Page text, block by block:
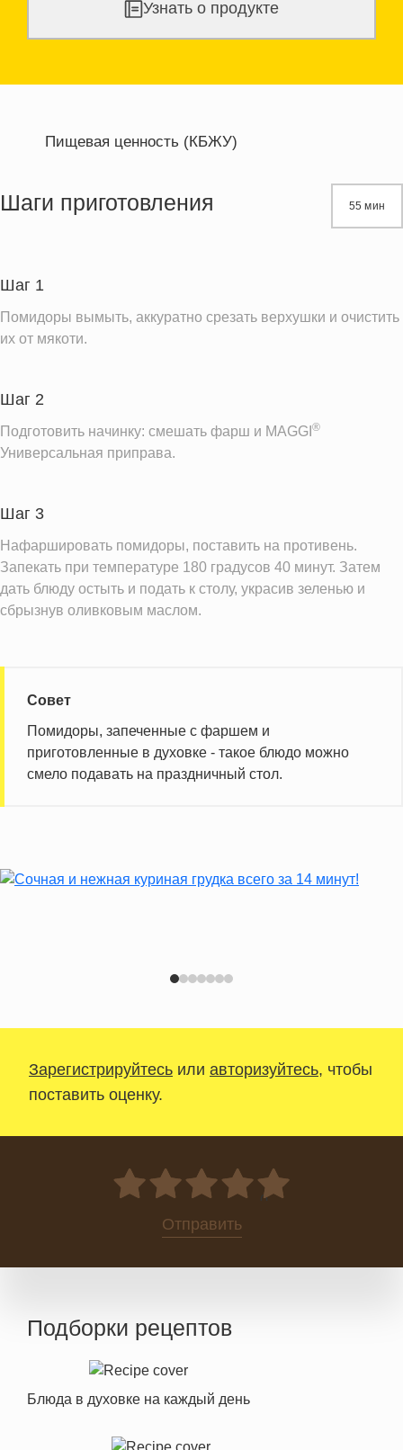
Узнать о продукте
Пищевая ценность (КБЖУ)
Жиры
Информация для одной порции
Шаги приготовления 55 мин
Шаг 1
Помидоры вымыть, аккуратно срезать верхушки и очистить
их от мякоти.
Шаг 2
Подготовить начинку: смешать фарш и MAGGI ®
Универсальная приправа.
Шаг 3
Нафаршировать помидоры, поставить на противень.
Запекать при температуре 180 градусов 40 минут. Затем
дать блюду остыть и подать к столу, украсив зеленью и
сбрызнув оливковым маслом.
Совет
Помидоры, запеченные с фаршем и
приготовленные в духовке - такое блюдо можно
смело подавать на праздничный стол.
Зарегистрируйтесь или авторизуйтесь, чтобы
поставить оценку.
0
Отправить
Подборки рецептов
Блюда в духовке на каждый день